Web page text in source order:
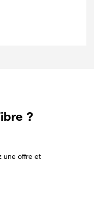
?
une offre et